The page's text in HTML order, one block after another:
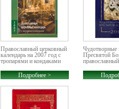
Православный церковный
календарь на 2007 год с
тропарями и кондаками
Подробнее >
Чудотворные
Пресвятой